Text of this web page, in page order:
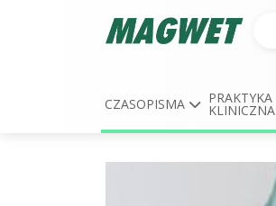
CZASOPISMA PRAKTYKA
KLINICZNA